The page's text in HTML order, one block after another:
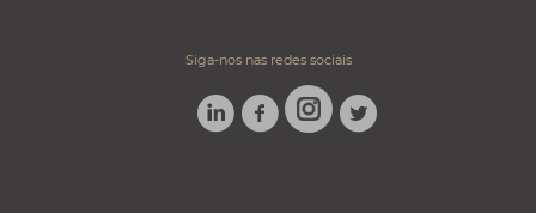
Siga-nos nas redes sociais
LINKEDINFACEBOOK
INSTAGRAM
TWITTER